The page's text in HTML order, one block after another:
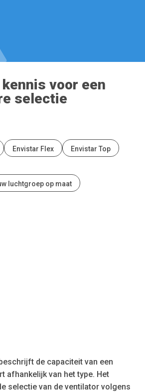
Envistar Flex Envistar Top
luchtgroep op maat
voor een
selectie
de capaciteit van een
afhankelijk van het type. Het
selectie van de ventilator volgens